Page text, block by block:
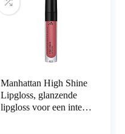
Manhattan High Shine
Lipgloss, glanzende
lipgloss voor een intens